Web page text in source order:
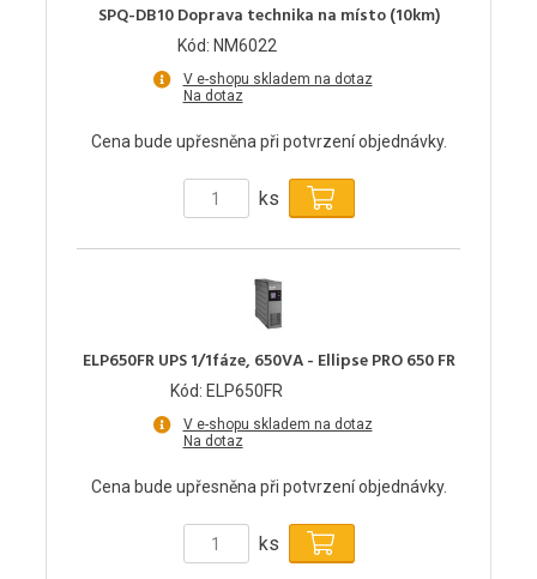
SPQ-DB10 Doprava technika na místo (10km)
Kód: NM6022
V e-shopu skladem na dotaz
Na dotaz
Cena bude upřesněna při potvrzení objednávky.
ks
ELP650FR UPS 1/1fáze, 650VA - Ellipse PRO 650 FR
Kód: ELP650FR
V e-shopu skladem na dotaz
Na dotaz
Cena bude upřesněna při potvrzení objednávky.
ks